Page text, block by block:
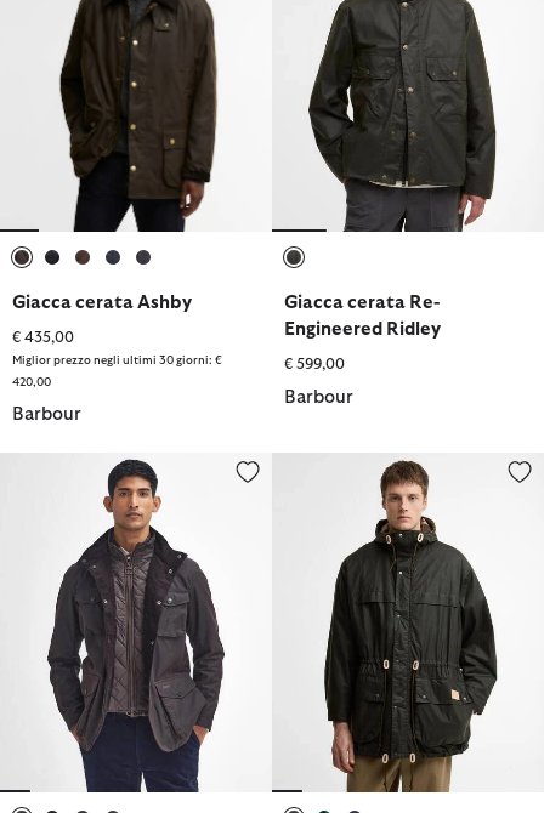
Giacca cerata Ashby
€ 435,00
Miglior prezzo negli ultimi 30 giorni: €
420,00
Barbour
Giacca cerata Re-
Engineered Ridley
€ 599,00
Barbour
Giacca in cotone cerato Ogston Giacca cerata Durham Paul